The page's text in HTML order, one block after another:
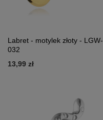
Labret - motylek złoty - LGW-
032
13,99 zł